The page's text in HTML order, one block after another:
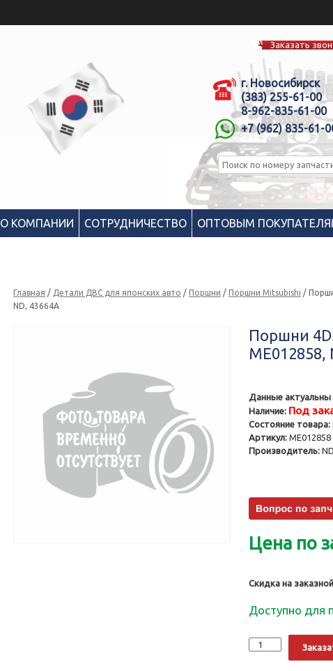
Заказать
г. Новосибирск
(383) 255-61-00
8-962-835-61-00
+7 (962) 835-61-
О КОМПАНИИ СОТРУДНИЧЕСТВО ОПТОВЫМ
Главная / Детали ДВС для японских авто /Поршни /Поршни Mitsubishi /
ND, 43664A
Поршни
ME012858,
Данные актуальны
Наличие: Под
Состояние товара:
Артикул: ME012858
Производитель: ND
Цена по
Скидка на
Доступно для
Количество
Поршни